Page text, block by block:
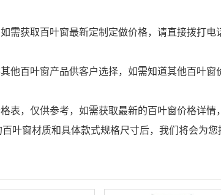
获取百叶窗最新定制定做价格，请直接拨打电
百叶窗产品供客户选择，如需知道其他百叶窗
，仅供参考，如需获取最新的百叶窗价格详情
叶窗材质和具体款式规格尺寸后，我们将会为您